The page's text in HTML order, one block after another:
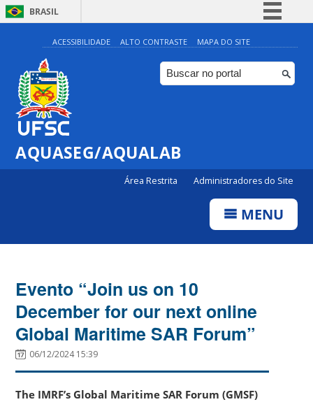
BRASIL
Simplifique!
Comunica BR
Participe
ACESSIBILIDADE ALTO CONTRASTE MAPA DO SITE
AQUASEG/AQUALAB
Área Restrita Administradores do Site
MENU
Evento “Join us on 10
December for our next online
Global Maritime SAR Forum”
06/12/2024 15:39
The IMRF’s Global Maritime SAR Forum (GMSF)